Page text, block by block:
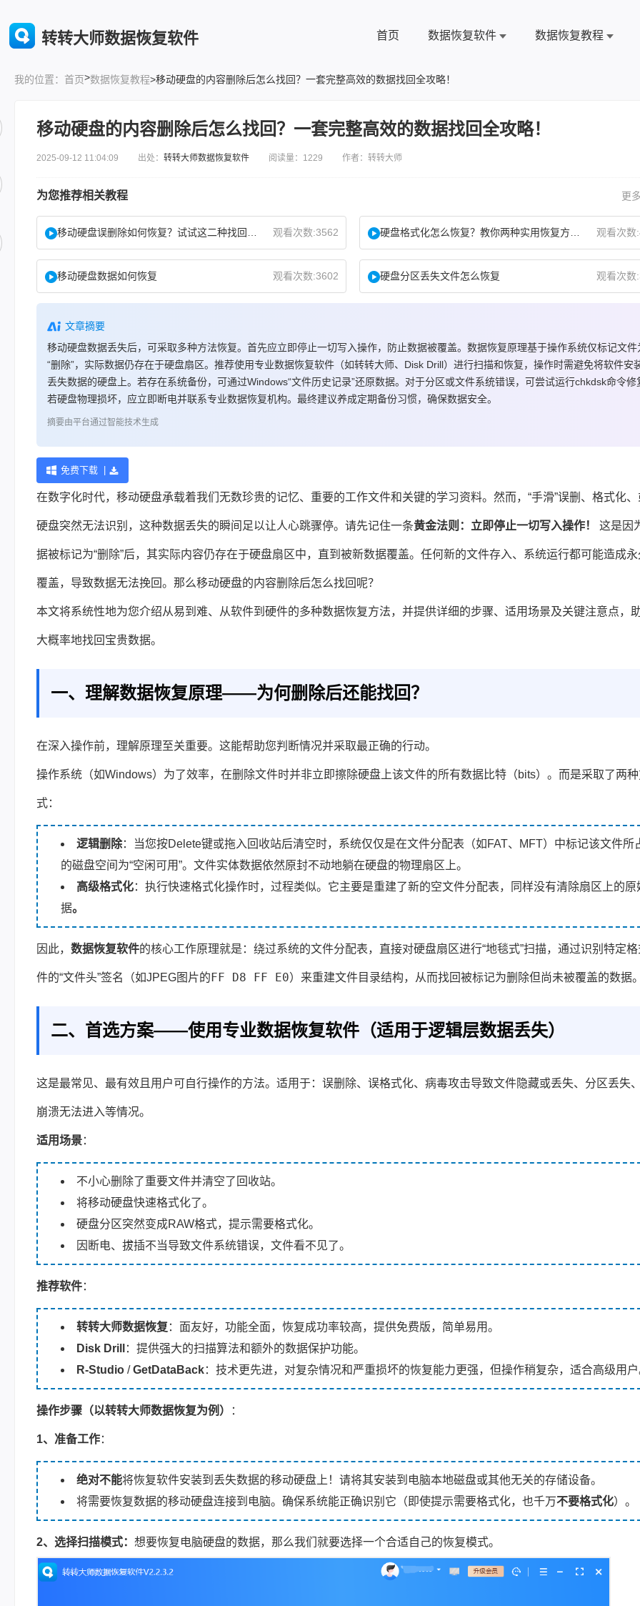
转转大师数据恢复软件 首页 数据恢复软件 数据恢复教程
我的位置： 首页>数据恢复教程>移动硬盘的内容删除后怎么找回？一套完整高效的数据找回全攻略！
移动硬盘的内容删除后怎么找回？一套完整高效的数据找回全攻略！
2025-09-12 11:04:09 出处： 转转大师数据恢复软件 阅读量：1229 作者：转转大师
为您推荐相关教程 更
观看次数:3562 观看次数
移动硬盘数据如何恢复 观看次数:3602 硬盘分区丢失文件怎么恢复 观看次数
文章摘要
移动硬盘数据丢失后，可采取多种方法恢复。首先应立即停止一切写入操作，防止数据被覆盖。数据恢复原理基于操作系统仅标记文件
“删除”，实际数据仍存在于硬盘扇区。推荐使用专业数据恢复软件（如转转大师、Disk Drill）进行扫描和恢复，操作时需避免将软件安
丢失数据的硬盘上。若存在系统备份，可通过Windows“文件历史记录”还原数据。对于分区或文件系统错误，可尝试运行chkdsk命令修
若硬盘物理损坏，应立即断电并联系专业数据恢复机构。最终建议养成定期备份习惯，确保数据安全。
摘要由平台通过智能技术生成
免费下载 |
在数字化时代，移动硬盘承载着我们无数珍贵的记忆、重要的工作文件和关键的学习资料。然而，“手滑”误删、格式化
硬盘突然无法识别，这种数据丢失的瞬间足以让人心跳骤停。请先记住一条黄金法则：立即停止一切写入操作！ 这是因
据被标记为“删除”后，其实际内容仍存在于硬盘扇区中，直到被新数据覆盖。任何新的文件存入、系统运行都可能造成
覆盖，导致数据无法挽回。那么移动硬盘的内容删除后怎么找回呢？
本文将系统性地为您介绍从易到难、从软件到硬件的多种数据恢复方法，并提供详细的步骤、适用场景及关键注意点，
大概率地找回宝贵数据。
一、理解数据恢复原理——为何删除后还能找回？
在深入操作前，理解原理至关重要。这能帮助您判断情况并采取最正确的行动。
操作系统（如Windows）为了效率，在删除文件时并非立即擦除硬盘上该文件的所有数据比特（bits）。而是采取了两
式：
逻辑删除：当您按Delete键或拖入回收站后清空时，系统仅仅是在文件分配表（如FAT、MFT）中标记该文件所
的磁盘空间为“空闲可用”。文件实体数据依然原封不动地躺在硬盘的物理扇区上。
高级格式化：执行快速格式化操作时，过程类似。它主要是重建了新的空文件分配表，同样没有清除扇区上的原
据。
因此， 数据恢复软件的核心工作原理就是：绕过系统的文件分配表，直接对硬盘扇区进行“地毯式”扫描，通过识别特定
件的“文件头”签名（如JPEG图片的FF D8 FF E0）来重建文件目录结构，从而找回被标记为删除但尚未被覆盖的数据
二、首选方案——使用专业数据恢复软件（适用于逻辑层数据丢失）
这是最常见、最有效且用户可自行操作的方法。适用于：误删除、误格式化、病毒攻击导致文件隐藏或丢失、分区丢失
崩溃无法进入等情况。
适用场景：
不小心删除了重要文件并清空了回收站。
将移动硬盘快速格式化了。
硬盘分区突然变成RAW格式，提示需要格式化。
因断电、拔插不当导致文件系统错误，文件看不见了。
推荐软件：
转转大师数据恢复 ： 面友好，功能全面，恢复成功率较高，提供免费版，简单易用。
Disk Drill
：提供强大的扫描算法和额外的数据保护功能。
R-Studio /GetDataBack：技术更先进，对复杂情况和严重损坏的恢复能力更强，但操作稍复杂，适合高级用
操作步骤（以转转大师数据恢复为例） ：
1、准备工作：
绝对不能将恢复软件安装到丢失数据的移动硬盘上！请将其安装到电脑本地磁盘或其他无关的存储设备。
将需要恢复数据的移动硬盘连接到电脑。确保系统能正确识别它（即使提示需要格式化，也千万不要格式化）。
2、 选择扫描模式： 想要恢复电脑硬盘的数据，那么我们就要选择一个合适自己的恢复模式。